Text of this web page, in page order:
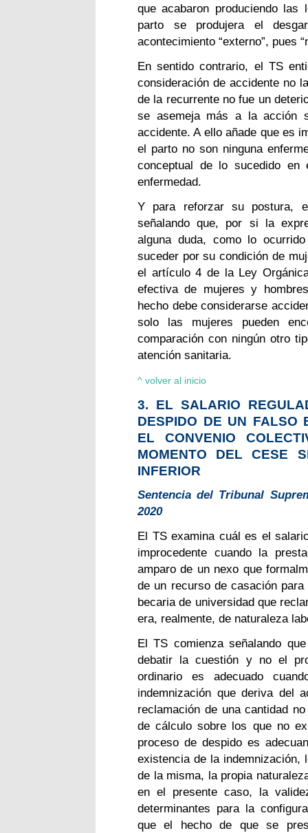
que acabaron produciendo las
parto se produjera el
acontecimiento “externo”, pues
En sentido contrario, el TS
consideración de accidente no
de la recurrente no fue un
se asemeja más a la acción
accidente. A ello añade que es
el parto no son ninguna
conceptual de lo sucedido
enfermedad.
Y para reforzar su postura,
señalando que, por si la
alguna duda, como lo
suceder por su condición de
el artículo 4 de la Ley
efectiva de mujeres y
hecho debe considerarse
solo las mujeres pueden
comparación con ningún otro
atención sanitaria.
^ volver al inicio
3. EL SALARIO
DESPIDO DE UN FALSO
EL CONVENIO
MOMENTO DEL CESE
INFERIOR
Sentencia del Tribunal
2020
El TS examina cuál es el
improcedente cuando la
amparo de un nexo que
de un recurso de casación
becaria de universidad que
era, realmente, de naturaleza
El TS comienza señalando
debatir la cuestión y no el
ordinario es adecuado
indemnización que deriva del
reclamación de una cantidad
de cálculo sobre los que no
proceso de despido es
existencia de la indemnización,
de la misma, la propia
en el presente caso, la
determinantes para la
que el hecho de que se